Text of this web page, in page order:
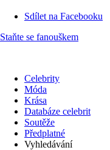
Sdílet na Facebooku
Staňte se fanouškem
Celebrity
Móda
Krása
Databáze celebrit
Soutěže
Předplatné
Vyhledávání